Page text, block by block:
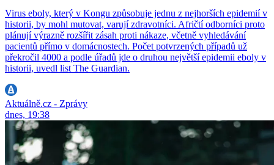
Virus eboly, který v Kongu způsobuje jednu z nejhorších epidemií v
historii, by mohl mutovat, varují zdravotníci. Afričtí odborníci proto
plánují výrazně rozšířit zásah proti nákaze, včetně vyhledávání
pacientů přímo v domácnostech. Počet potvrzených případů už
překročil 4000 a podle úřadů jde o druhou největší epidemii eboly v
historii, uvedl list The Guardian.
Aktuálně.cz - Zprávy
dnes, 19:38